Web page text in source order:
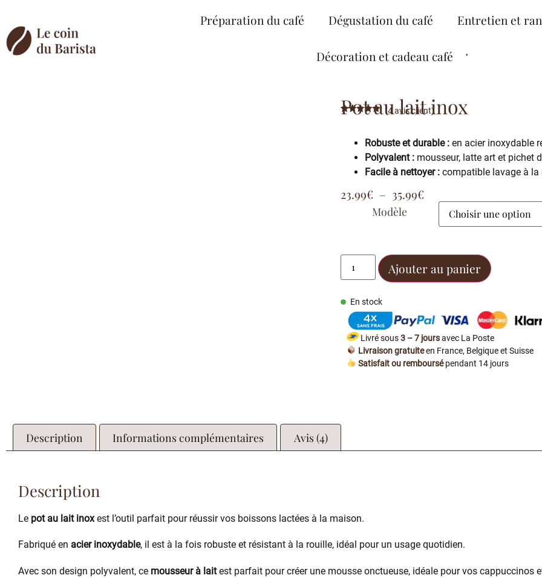
Préparation du café Dégustation du café Entretien et
Décoration et cadeau café
Pot au lait inox
notations
(4avis client)
Robuste et durable :en acier inoxydable
Polyvalent :mousseur, latte art et pichet
Facile à nettoyer :compatible lavage à la
23.99€ – 35.99€
Modèle
Ajouter au panier
En stock
Livré sous3 – 7 joursavec La Poste
Livraison gratuiteen France, Belgique et Suisse
Satisfait ou remboursépendant 14 jours
Description Informations complémentaires Avis (4)
Description
Le pot au lait inoxest l’outil parfait pour réussir vos boissons lactées à la maison.
Fabriqué en acier inoxydable, il est à la fois robuste et résistant à la rouille, idéal pour un usage quotidien.
Avec son design polyvalent, ce mousseur à laitest parfait pour créer une mousse onctueuse, idéale pour vos cappuccinos